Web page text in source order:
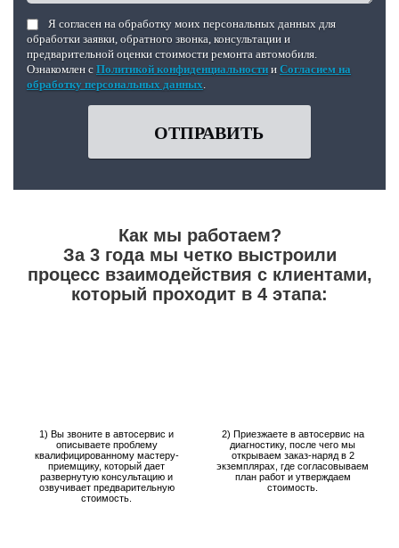
Я согласен на обработку моих персональных данных для
обработки заявки, обратного звонка, консультации и
предварительной оценки стоимости ремонта автомобиля.
Ознакомлен с Политикой конфиденциальности и Согласием на
обработку персональных данных
ОТПРАВИТЬ
Как мы работаем?
За 3 года мы четко выстроили
процесс взаимодействия с клиентами,
который проходит в 4 этапа:
1) Вы звоните в автосервис и
описываете проблему
квалифицированному мастеру-
приемщику, который дает
развернутую консультацию и
озвучивает предварительную
стоимость.
2) Приезжаете в автосервис на
диагностику, после чего мы
открываем заказ-наряд в 2
экземплярах, где согласовываем
план работ и утверждаем
стоимость.